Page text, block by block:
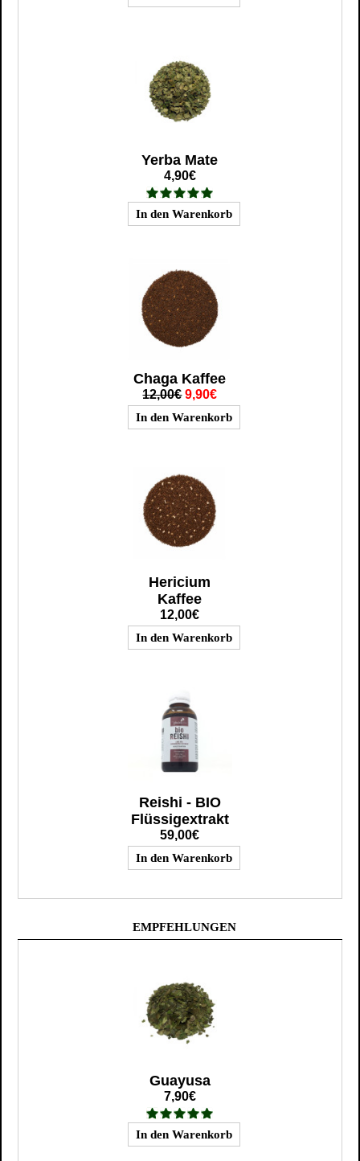
Yerba Mate
4,90€
Chaga Kaffee
12,00€ 9,90€
Hericium
Kaffee
12,00€
Reishi - BIO
Flüssigextrakt
59,00€
EMPFEHLUNGEN
Guayusa
7,90€